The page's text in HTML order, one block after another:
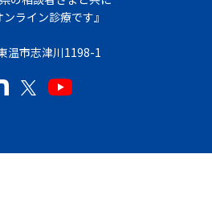
ンライン診療です』
温市志津川1198-1